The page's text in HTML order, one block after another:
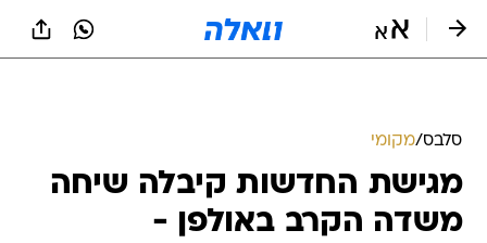
סלבס/מקומי
מגישת החדשות קיבלה שיחה
משדה הקרב באולפן -